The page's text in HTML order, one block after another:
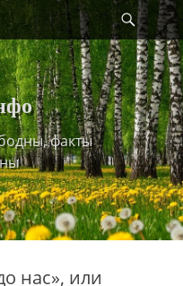
факты
нас», или